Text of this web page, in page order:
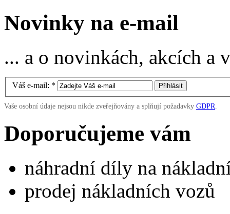
Novinky na e-mail
... a o novinkách, akcích
Váš e-mail: *
Vaše osobní údaje nejsou nikde zveřejňovány a splňují požadavky GDPR.
Doporučujeme vám
náhradní díly na
prodej nákladních vozů